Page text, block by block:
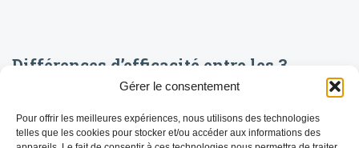
Gérer le consentement
Pour offrir les meilleures expériences, nous utilisons des technologies
telles que les cookies pour stocker et/ou accéder aux informations des
Différences d’efficacité entre les 3
vaccins FCO-3
élevages laitiers en 2024 a permis de montrer une nette
différence d’efficacité entre les vaccins FCO-3 : SYVAZUL 3 (Syva,